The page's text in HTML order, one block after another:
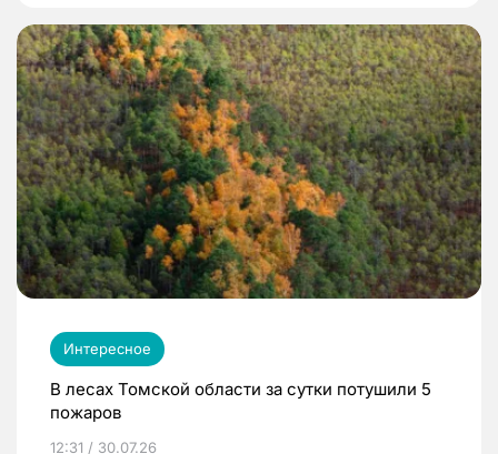
Интересное
В лесах Томской области за сутки потушили 5
пожаров
12:31 / 30.07.26